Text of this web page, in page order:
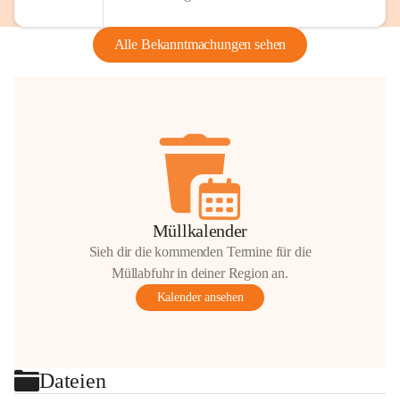
Alle Bekanntmachungen sehen
Müllkalender
Sieh dir die kommenden Termine für die
Müllabfuhr in deiner Region an.
Kalender ansehen
Dateien